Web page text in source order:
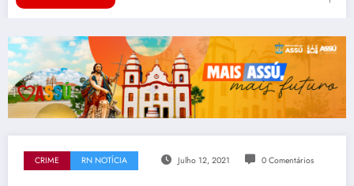
CRIME RN NOTÍCIA Julho 12, 2021 0 Comentários